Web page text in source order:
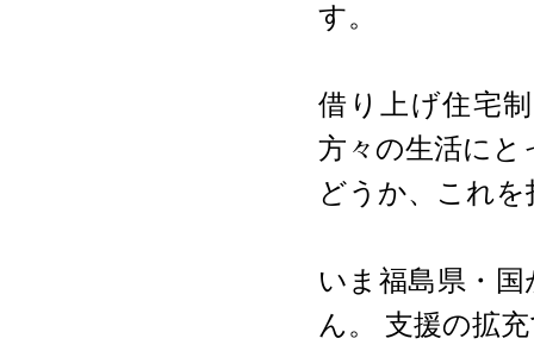
す。
借り上げ住宅
方々の生活にと
どうか、これ
いま福島県・
ん。 支援の拡